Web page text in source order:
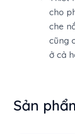
cho
che
cũng
ở cả
Sản